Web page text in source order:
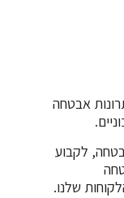
אבטחה
לקבוע
שלנו.